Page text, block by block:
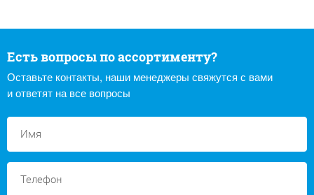
Есть вопросы по ассортименту?
Оставьте контакты, наши менеджеры свяжутся с вами
и ответят на все вопросы